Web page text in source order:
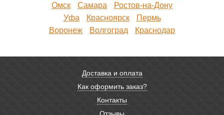
Омск
Самара
Ростов-на-Дону
Уфа
Красноярск
Пермь
Воронеж
Волгоград Краснодар
Доставка и оплата
Как оформить заказ?
Контакты